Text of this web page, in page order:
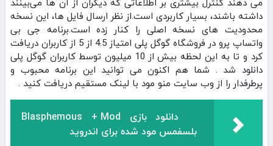
داشته باشند، بسیار کاربردی است.از نظر ارسال فایل‌ ها، این نسخه
محدودیت‌ های نسخه اصلی را کنار زده است.برنامه جی بی
واتساپ پرو در فروشگاه گوگل پلی امتیاز 4.5 از 5 از کاربران دریافت
کرد و تا به این لحظه بیش از 10 میلیون توسط کاربران گوگل پلی
دانلود شد . شما هم اکنون می توانید این برنامه محبوب و
پرطرفدار را از وب سایت منو مود با لینک مستقیم دریافت کنید .
دانلود بازی Blasphemous + Mod
بلسفمس مود شده برای اندروید